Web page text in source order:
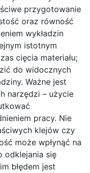
przygotowanie
oraz równość
wykładzin
istotnym
cięcia materiału;
do widocznych
Ważne jest
narzędzi – użycie
pracy. Nie
klejów czy
może wpłynąć na
odklejania się
błędem jest